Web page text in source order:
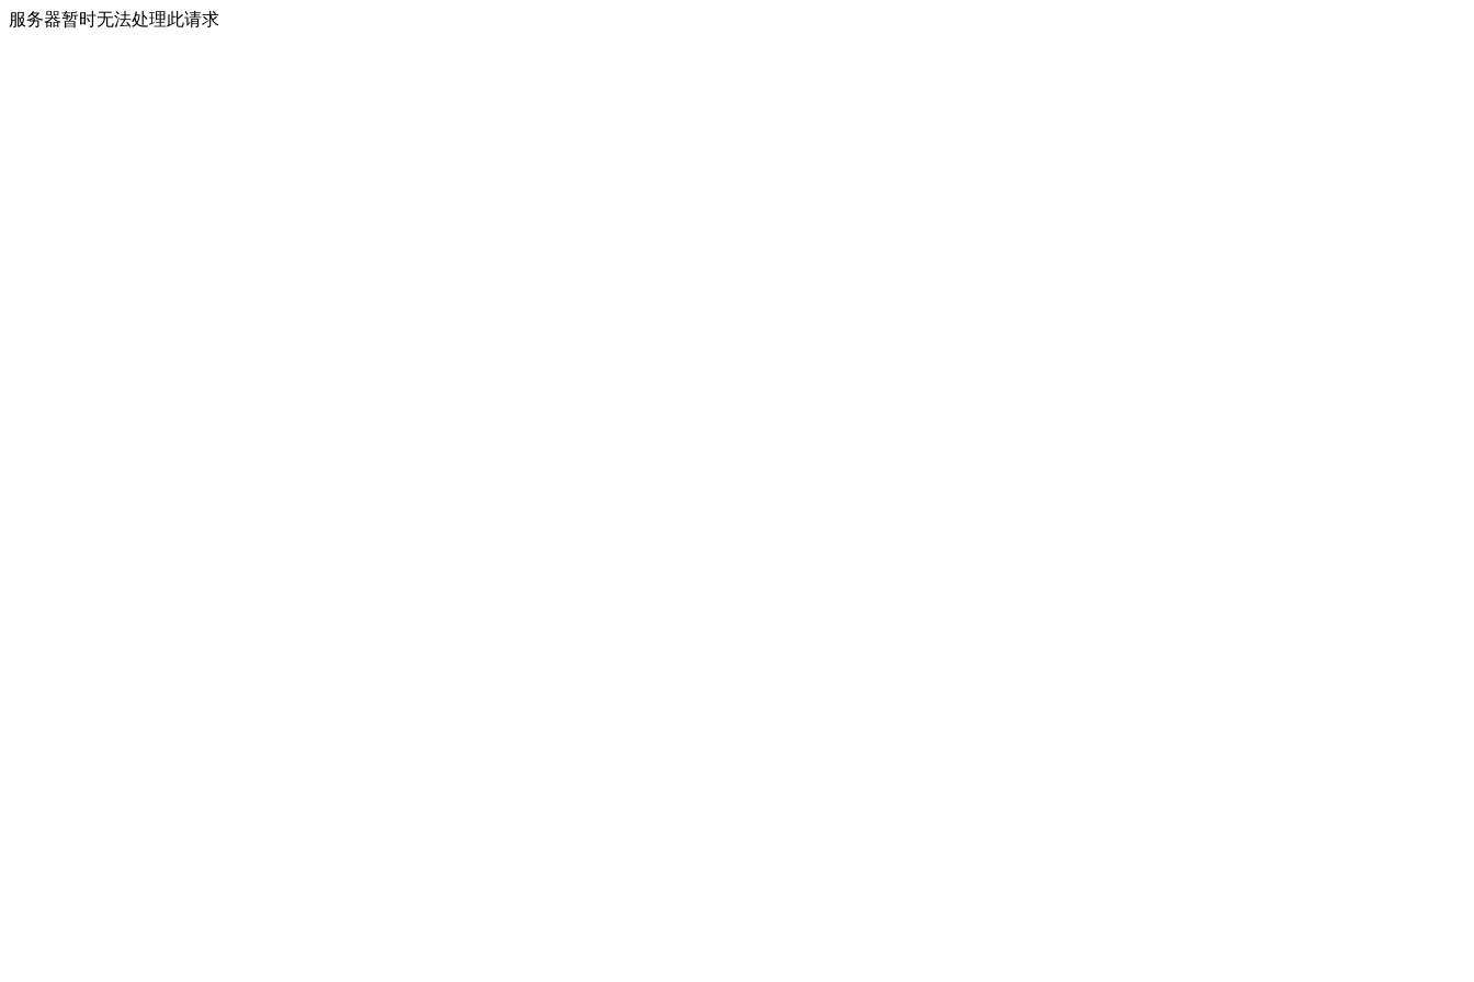
服务器暂时无法处理此请求